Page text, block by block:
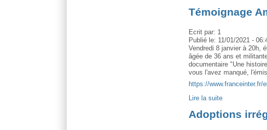
Témoignage
Ecrit par: 1
Publié le: 11/01/2021 -
Vendredi 8 janvier à 20h,
âgée de 36 ans et
documentaire "Une
vous l'avez manqué,
https://www.franceinter.fr/
Lire la suite
Adoptions